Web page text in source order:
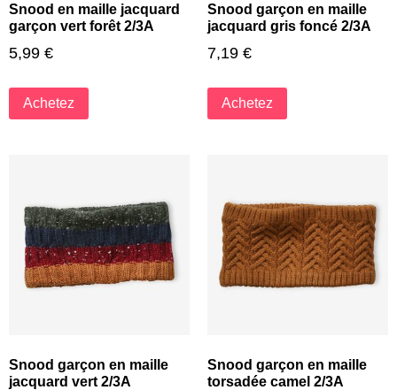
Snood en maille jacquard
garçon vert forêt 2/3A
5,99 €
Achetez
Snood garçon en maille
jacquard gris foncé 2/3A
7,19 €
Achetez
Snood garçon en maille
jacquard vert 2/3A
Snood garçon en maille
torsadée camel 2/3A